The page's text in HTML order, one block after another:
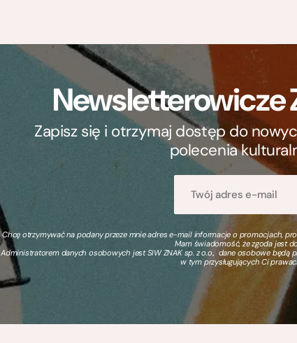
Newsletterowicze
Zapisz się i otrzymaj dostęp do
polecenia
Chcę otrzymywać na podany przeze mnie adres e-mail informacje o promocjach,
Mam świadomość, że zgoda jest
Administratorem danych osobowych jest SIW ZNAK sp. z o.o., dane osobowe będą
w tym przysługujących Ci